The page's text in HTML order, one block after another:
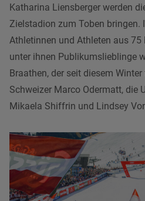
Katharina Liensberger werden
Zielstadion zum Toben bringen.
Athletinnen und Athleten aus 75
unter ihnen Publikumslieblinge
Braathen, der seit diesem
Schweizer Marco Odermatt, die
Mikaela Shiffrin und Lindsey